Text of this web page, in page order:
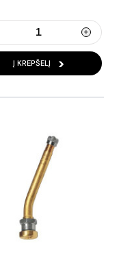
Į KREPŠELĮ